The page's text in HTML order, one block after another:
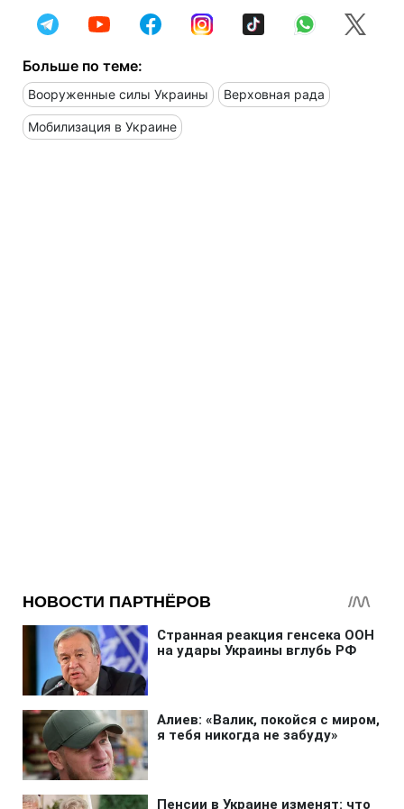
Больше по теме:
Вооруженные силы Украины Верховная рада
Мобилизация в Украине